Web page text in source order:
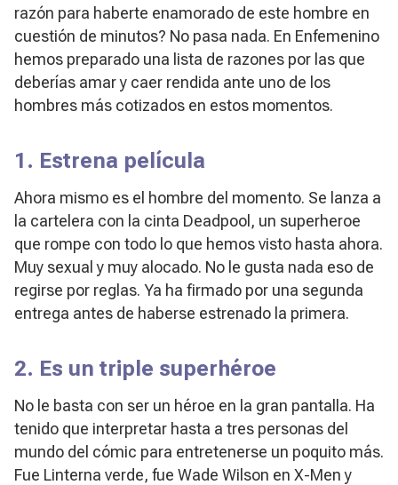
razón para haberte enamorado de este hombre en
cuestión de minutos? No pasa nada. En Enfemenino
hemos preparado una lista de razones por las que
deberías amar y caer rendida ante uno de los
hombres más cotizados en estos momentos.
1. Estrena película
Ahora mismo es el hombre del momento. Se lanza a
la cartelera con la cinta Deadpool , un superheroe
que rompe con todo lo que hemos visto hasta ahora.
Muy sexual y muy alocado. No le gusta nada eso de
regirse por reglas. Ya ha firmado por una segunda
entrega antes de haberse estrenado la primera.
2. Es un triple superhéroe
No le basta con ser un héroe en la gran pantalla. Ha
tenido que interpretar hasta a tres personas del
mundo del cómic para entretenerse un poquito más.
Fue Linterna verde, fue Wade Wilson en X-Meny